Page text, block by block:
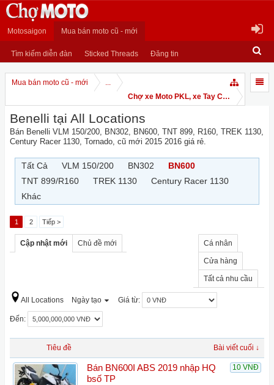
Motosaigon Mua bán moto cũ - mới
Tìm kiếm diễn đàn Sticked Threads Đăng tin
Mua bán moto cũ - mới
...
Chợ xe Moto PKL, xe Tay Côn
Benelli tại All Locations
Bán Benelli VLM 150/200, BN302, BN600, TNT 899, R160, TREK 1130,
Century Racer 1130, Tornado, cũ mới 2015 2016 giá rẻ.
Tất Cả VLM 150/200 BN302
BN600
TNT 899/R160
TREK 1130
Century Racer 1130
Khác
1 2 Tiếp >
Cập nhật mới Chủ đề mới Cá nhân
Cửa hàng
Tất cả nhu cầu
All Locations Ngày tạo Giá từ:
Đến:
Tiêu đề Bài viết cuối ↓
10 VNĐ
Bán BN600I ABS 2019 nhập HQ
bsố TP